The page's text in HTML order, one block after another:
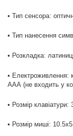
• Тип сенсора:
• Тип нанесення
• Розкладка:
• Електроживлення:
ААА (не входить у
• Розмір
• Розмір миші: